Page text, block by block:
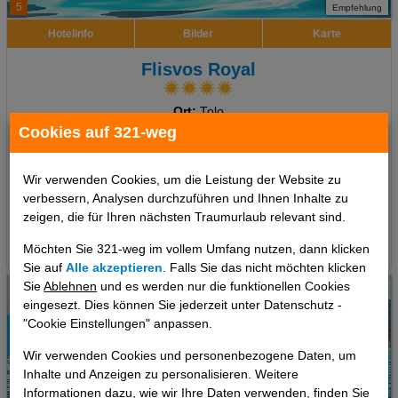
Cookies auf 321-weg
Wir verwenden Cookies, um die Leistung der Website zu
verbessern, Analysen durchzuführen und Ihnen Inhalte zu
zeigen, die für Ihren nächsten Traumurlaub relevant sind.
Möchten Sie 321-weg im vollem Umfang nutzen, dann klicken
Sie aufAlle akzeptieren . Falls Sie das nicht möchten klicken
SieAblehnen und es werden nur die funktionellen Cookies
eingesezt. Dies können Sie jederzeit unter Datenschutz -
"Cookie Einstellungen" anpassen.
Wir verwenden Cookies und personenbezogene Daten, um
Inhalte und Anzeigen zu personalisieren. Weitere
Informationen dazu, wie wir Ihre Daten verwenden, finden Sie
5 Empfehlung
Hotelinfo Bilder Karte
Flisvos Royal
Ort:Tolo
Peloponnes, Griechenland Festland
ab 704 €
pro Person